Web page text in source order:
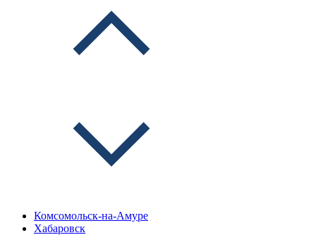
Комсомольск-на-Амуре
Хабаровск